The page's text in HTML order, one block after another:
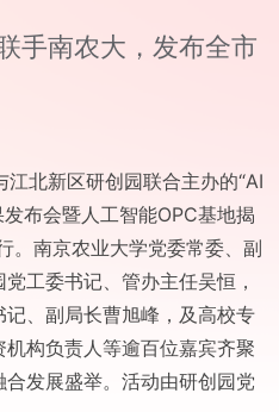
手南农大，发布全市
北新区研创园联合主办的“AI
布会暨人工智能OPC基地揭
。南京农业大学党委常委、副
工委书记、管办主任吴恒，
、副局长曹旭峰，及高校专
构负责人等逾百位嘉宾齐聚
发展盛举。活动由研创园党